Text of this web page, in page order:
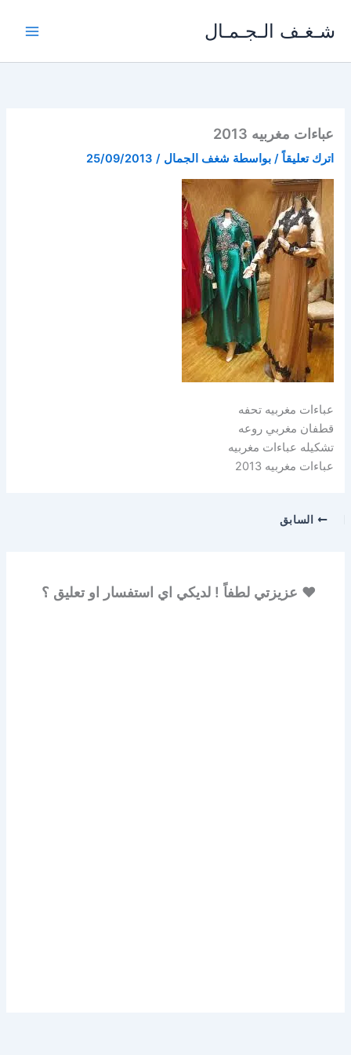
شـغـف الـجـمـال
عباءات مغربيه 2013
اترك تعليقاً / بواسطة شغف الجمال/
25/09/2013
عباءات مغربيه تحفه
قطفان مغربي روعه
تشكيله عباءات مغربيه
عباءات مغربيه 2013
السابق
♥ عزيزتي لطفاً ! لديكي اي استفسار او تعليق ؟